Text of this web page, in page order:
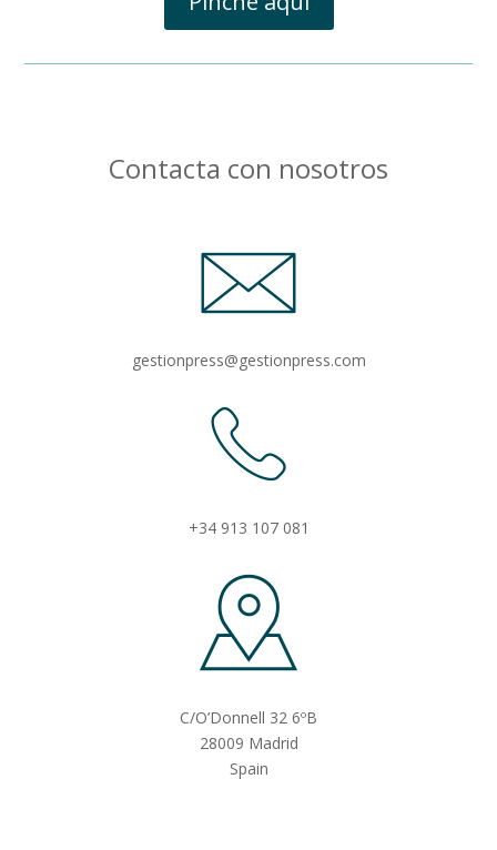
Contacta con nosotros
gestionpress@gestionpress.com
+34 913 107 081
C/O’Donnell 32 6ºB
28009 Madrid
Spain